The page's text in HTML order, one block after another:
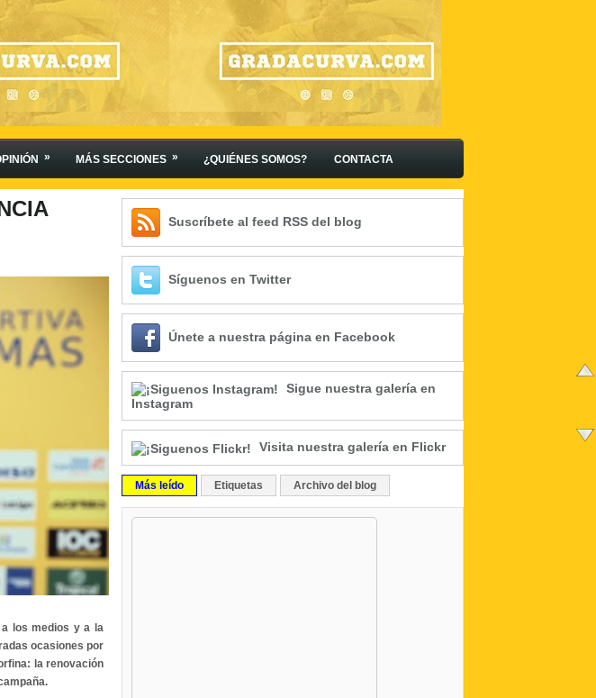
» MÁS SECCIONES » ¿QUIÉNES SOMOS? CONTACTA
los medios y a la
ocasiones por
la renovación
Suscríbete al feed RSS del blog
Síguenos en Twitter
Únete a nuestra página en Facebook
Sigue nuestra galería en
Instagram
Visita nuestra galería en Flickr
Más leído Etiquetas Archivo del blog